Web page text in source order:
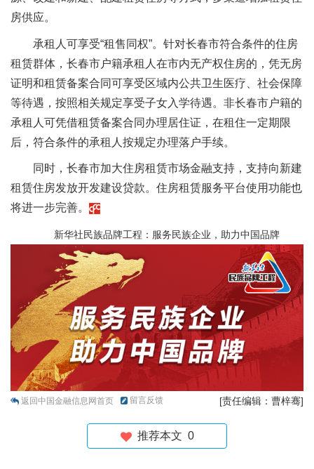
房供应。
承租人可享受“租售同权”。针对长春市符合条件的住房
租赁群体，长春市户籍承租人在市内无产权住房的，凭无房
证明和租赁备案合同可享受区域内公共卫生医疗、社会保障
等待遇，按照相关规定享受子女入学待遇。非长春市户籍的
承租人可凭借租赁备案合同办理居住证，在租住一定期限
后，符合条件的承租人按规定办理落户手续。
同时，长春市加大住房租赁市场金融支持，支持向新建
租赁住房发放开发建设贷款。住房租赁服务平台使用功能也
将进一步完善。
新华社民族品牌工程：服务民族企业，助力中国品牌
返回中国金融信息网首页 留言反馈 [责任编辑：曹梓骞]
推荐本文 0